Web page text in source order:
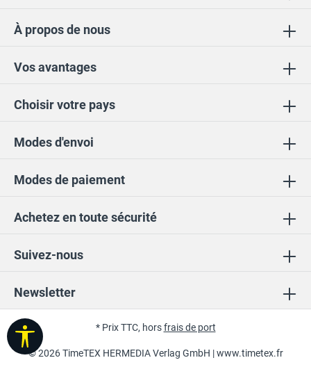
Suivez-nous
Vos avantages
Choisir votre pays
Achetez en toute sécurité
À propos de nous
Newsletter
Modes de paiement
Modes d'envoi
© 2026 TimeTEX HERMEDIA Verlag GmbH |www.timetex.fr
* Prix TTC, horsfrais de port
Afficher la barre d'outils